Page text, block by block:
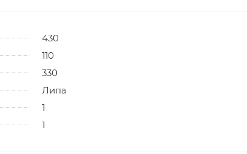
430
110
330
Липа
1
1